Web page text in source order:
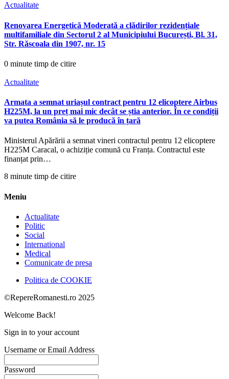
Actualitate
Renovarea Energetică Moderată a clădirilor rezidențiale
multifamiliale din Sectorul 2 al Municipiului București, Bl. 31,
Str. Răscoala din 1907, nr. 15
0 minute timp de citire
Actualitate
Armata a semnat uriașul contract pentru 12 elicoptere Airbus
H225M, la un preț mai mic decât se știa anterior. În ce condiții
va putea România să le producă în țară
Ministerul Apărării a semnat vineri contractul pentru 12 elicoptere
H225M Caracal, o achiziție comună cu Franța. Contractul este
finanțat prin…
8 minute timp de citire
Meniu
Actualitate
Politic
Social
International
Medical
Comunicate de presa
Politica de COOKIE
©RepereRomanesti.ro 2025
Welcome Back!
Sign in to your account
Username or Email Address
Password